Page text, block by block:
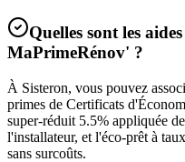
Quelles sont les
MaPrimeRénov' ?
À Sisteron, vous pouvez
primes de Certificats
super-réduit 5.5% appliquée
l'installateur, et l'éco-prêt à
sans surcoûts.